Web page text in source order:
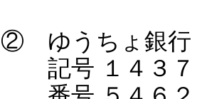
② ゆうちょ銀行
記号 １４３７